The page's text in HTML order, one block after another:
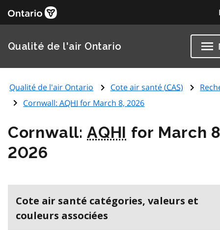
Qualité de l'air Ontario
Qualité de l'air Ontario Cote air santé (CAS)
Cornwall:AQHI for March 8, 2026
Cornwall:AQHI for March
2026
Cote air santé catégories, valeurs et
couleurs associées